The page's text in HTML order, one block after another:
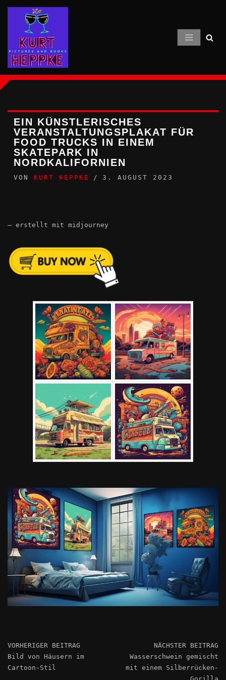
Inhalt
springen
EIN KÜNSTLERISCHES
VERANSTALTUNGSPLAKAT FÜR
FOOD TRUCKS IN EINEM
SKATEPARK IN
NORDKALIFORNIEN
VON KURT HEPPKE 3. AUGUST 2023
– erstellt mit midjourney
VORHERIGER BEITRAG
Bild von Häusern im
Cartoon-Stil
NÄCHSTER BEITRAG
Wasserschwein gemischt
mit einem Silberrücken-